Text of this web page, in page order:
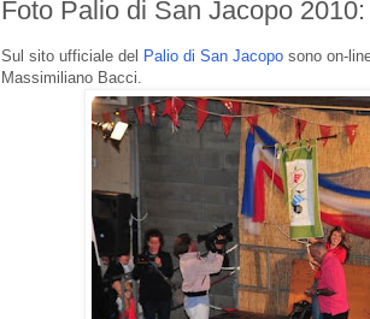
Foto Palio di San Jacopo
Sul sito ufficiale del Palio di San Jacopo sono on-
Massimiliano Bacci.